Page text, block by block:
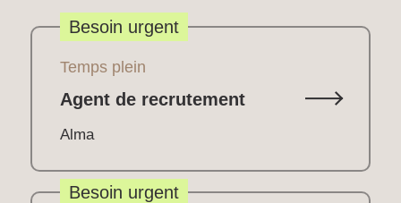
Besoin urgent
Temps plein
Agent de recrutement
Alma
Besoin urgent